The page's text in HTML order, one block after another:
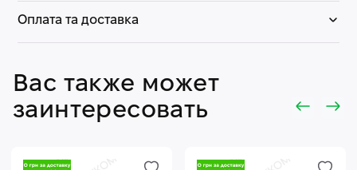
Оплата та доставка
Вас также может
заинтересовать